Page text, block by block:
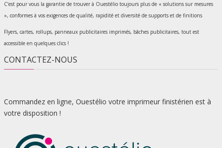
C’est pour vous la garantie de trouver à Ouestélio toujours plus de « solutions sur mesures
», conformes à vos exigences de qualité, rapidité et diversité de supports et de finitions
Flyers, cartes, rollups, panneaux publicitaires imprimés, bâches publicitaires, tout est
accessible en quelques clics !
CONTACTEZ-NOUS
Commandez en ligne, Ouestélio votre imprimeur finistérien est à
votre disposition !